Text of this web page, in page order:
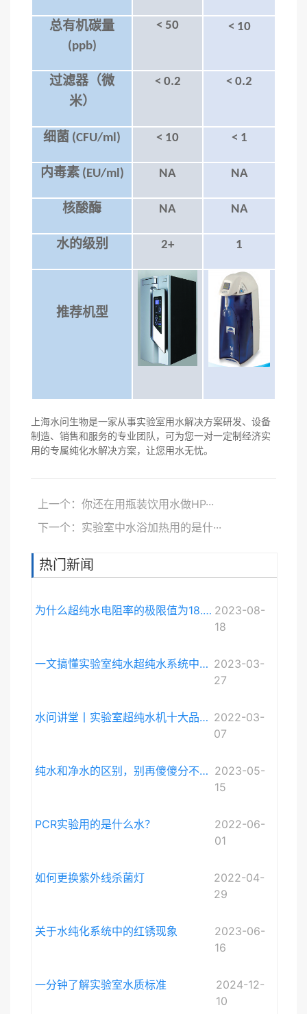
总有机碳量
(ppb)
< 50 < 10
过滤器（微
米）
< 0.2 < 0.2
细菌 (CFU/ml) < 10 < 1
内毒素(EU/ml) NA NA
核酸酶 NA NA
水的级别 2+ 1
推荐机型
上海水问生物是一家从事实验室用水解决方案研发、设备
制造、销售和服务的专业团队，可为您一对一定制经济实
用的专属纯化水解决方案，让您用水无忧。
上一个：你还在用瓶装饮用水做HP···
下一个：实验室中水浴加热用的是什···
热门新闻
为什么超纯水电阻率的极限值为18.248MΩ·cm而不是无限大？ 2023-08-
18
一文搞懂实验室纯水超纯水系统中电导率与电阻率的关系 2023-03-
27
水问讲堂丨实验室超纯水机十大品牌排序和详细介绍 2022-03-
07
纯水和净水的区别，别再傻傻分不清啦。 2023-05-
15
PCR实验用的是什么水？
2022-06-
01
如何更换紫外线杀菌灯
2022-04-
29
关于水纯化系统中的红锈现象
2023-06-
16
一分钟了解实验室水质标准
2024-12-
10